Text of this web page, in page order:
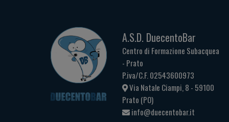
A.S.D. DuecentoBar
Centro di Formazione Subacquea
- Prato
P.iva/C.F. 02543600973
Via Natale Ciampi, 8 - 59100
Prato (PO)
info@duecentobar.it